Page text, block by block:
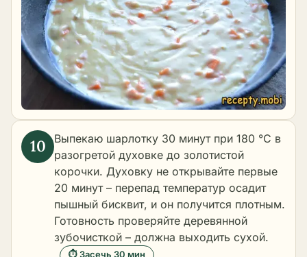
Выпекаю шарлотку 30 минут при 180 °C в
разогретой духовке до золотистой
корочки. Духовку не открывайте первые
20 минут – перепад температур осадит
пышный бисквит, и он получится плотным.
Готовность проверяйте деревянной
зубочисткой – должна выходить сухой.
⏱ Засечь 30 мин